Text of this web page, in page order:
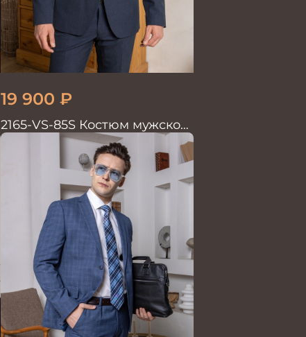
19 900 ₽
2165-VS-85S Костюм мужской
двойка